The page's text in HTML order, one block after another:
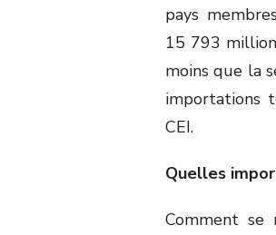
pays
15 793
moins que la
importations
CEI.
Quelles
Comment se